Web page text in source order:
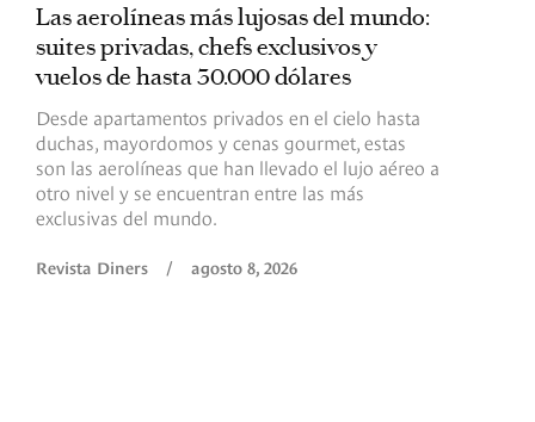
Las aerolíneas más lujosas del mundo:
suites privadas, chefs exclusivos y
vuelos de hasta 30.000 dólares
Desde apartamentos privados en el cielo hasta
duchas, mayordomos y cenas gourmet, estas
son las aerolíneas que han llevado el lujo aéreo a
otro nivel y se encuentran entre las más
exclusivas del mundo.
Revista Diners / agosto 8, 2026